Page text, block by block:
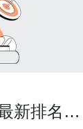
新排名列